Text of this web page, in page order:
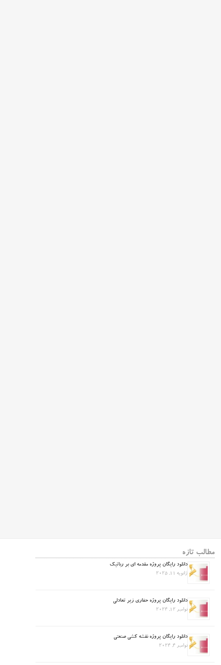
مطالب تازه
دانلود رایگان پروژه مقدمه ای بر رباتیک
ژانویه 11, 2025
دانلود رایگان پروژه حفاری زیر تعادلی
نوامبر 12, 2024
دانلود رایگان پروژه نقشه کشی صنعتی
نوامبر 4, 2024